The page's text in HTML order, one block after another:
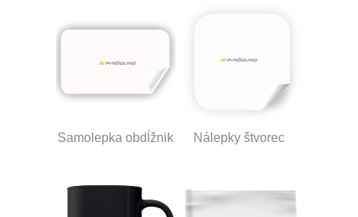
Samolepka obdĺžnik Nálepky štvorec